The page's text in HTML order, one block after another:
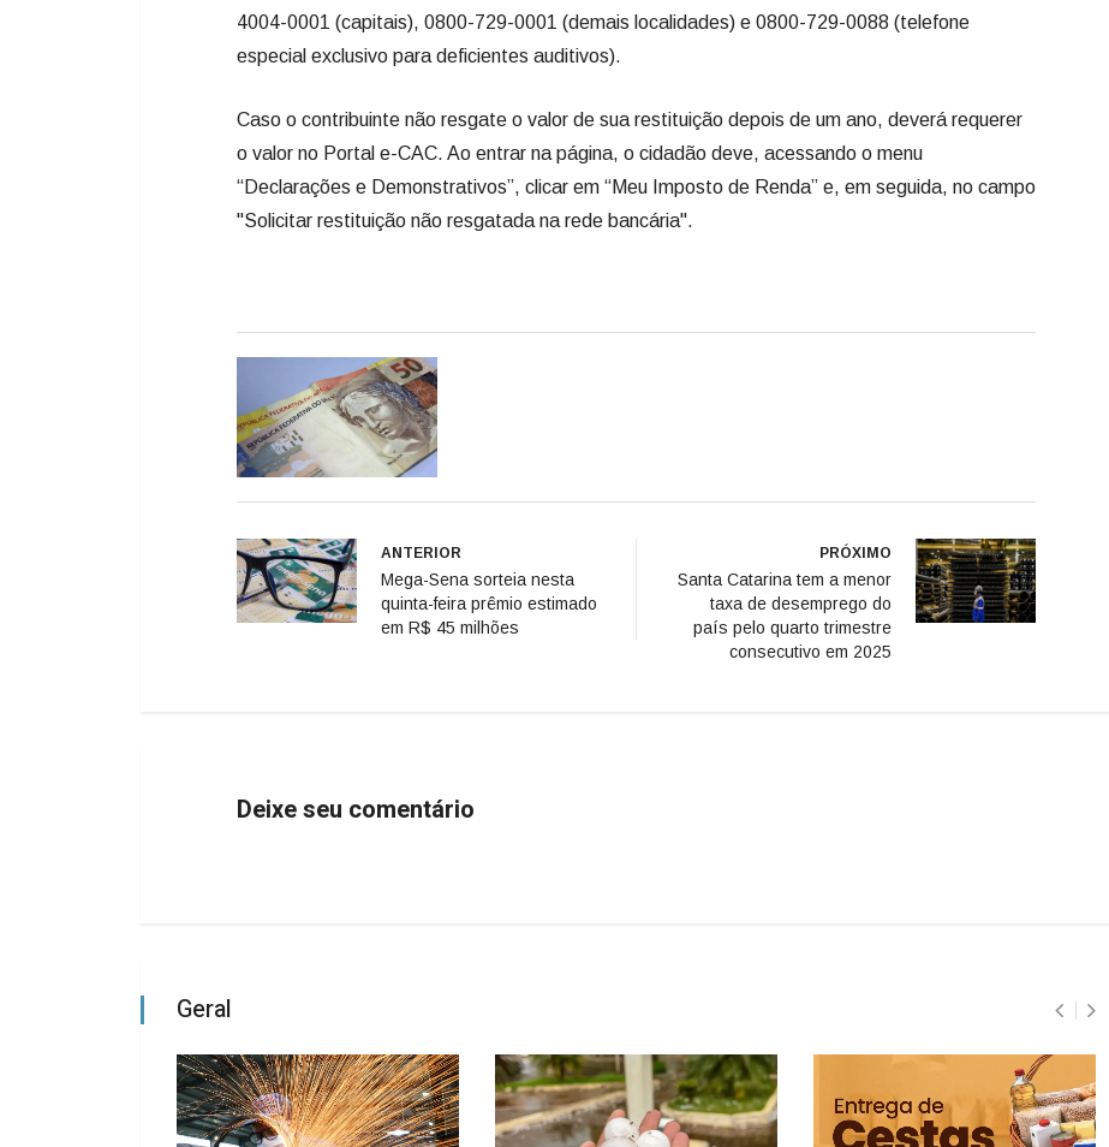
4004-0001 (capitais), 0800-729-0001 (demais localidades) e 0800-729-0088 (telefone
especial exclusivo para deficientes auditivos).
Caso o contribuinte não resgate o valor de sua restituição depois de um ano, deverá requerer
o valor no Portal e-CAC. Ao entrar na página, o cidadão deve, acessando o menu
“Declarações e Demonstrativos”, clicar em “Meu Imposto de Renda” e, em seguida, no campo
"Solicitar restituição não resgatada na rede bancária".
ANTERIOR
Mega-Sena sorteia nesta
quinta-feira prêmio estimado
em R$ 45 milhões
PRÓXIMO
Santa Catarina tem a menor
taxa de desemprego do
país pelo quarto trimestre
consecutivo em 2025
Deixe seu comentário
Geral